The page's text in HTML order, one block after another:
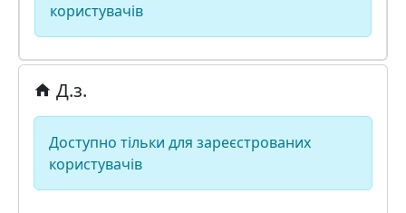
користувачів
Д.з.
Доступно тільки для зареєстрованих
користувачів